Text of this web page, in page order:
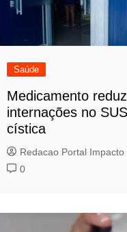
Saúde
Medicamento
internações no
cística
Redacao Portal Impacto
0